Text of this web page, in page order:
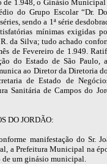
1.948, o Ginásio Municipal
do Grupo Escolar “Dr.
sendo a 1ª série
mínimas exigidas
da Silva; tudo achado
de Fevereiro de 1.949.
do Estado de São Paulo,
ao Diretor da Diretoria
de Estado de
Sanitária de Campos do
DO JORDÃO:
manifestação do Sr.
a Prefeitura Municipal na
de um ginásio municipal.